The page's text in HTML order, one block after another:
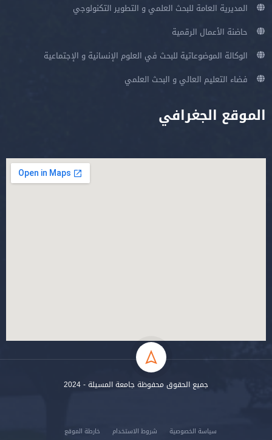
المديرية العامة للبحث العلمي و التطوير التكنولوجي
حاضنة الأعمال الرقمية
الوكالة الموضوعاتية للبحث في العلوم الإنسانية و الإجتماعية
فضاء التعليم العالي و البحث العلمي
الموقع الجغرافي
جميع الحقوق محفوظة جامعة المسيلة - 2024
سياسة الخصوصية شروط الاستخدام خارطة الموقع